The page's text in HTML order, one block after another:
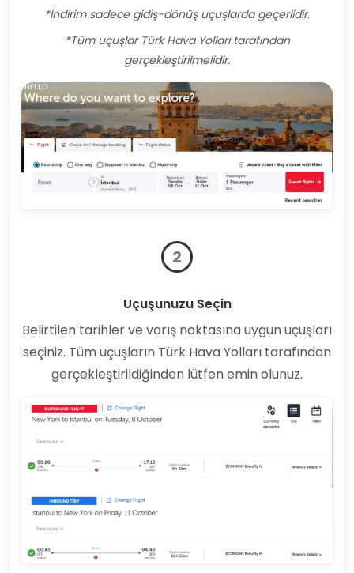
*İndirim sadece gidiş-dönüş uçuşlarda geçerlidir.
*Tüm uçuşlar Türk Hava Yolları tarafından
gerçekleştirilmelidir.
2
Uçuşunuzu Seçin
Belirtilen tarihler ve varış noktasına uygun uçuşları
seçiniz. Tüm uçuşların Türk Hava Yolları tarafından
gerçekleştirildiğinden lütfen emin olunuz.